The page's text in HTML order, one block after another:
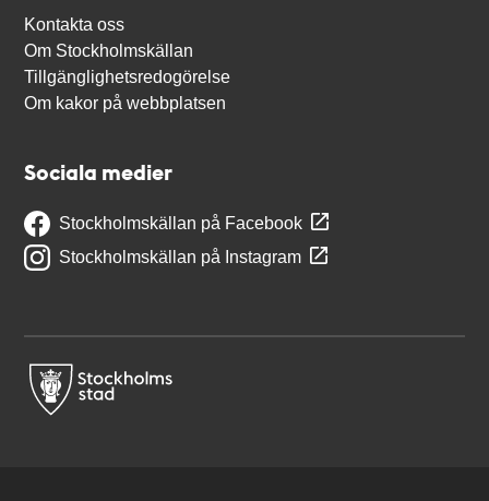
Kontakta oss
Om Stockholmskällan
Tillgänglighetsredogörelse
Om kakor på webbplatsen
Sociala medier
Stockholmskällan på Facebook
Stockholmskällan på Instagram